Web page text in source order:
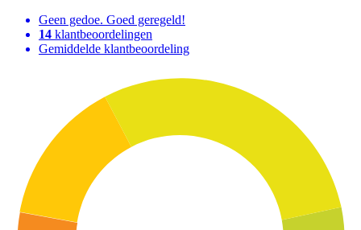
Geen gedoe. Goed geregeld!
14 klantbeoordelingen
Gemiddelde klantbeoordeling